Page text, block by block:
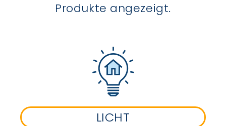
Produkte angezeigt.
LICHT